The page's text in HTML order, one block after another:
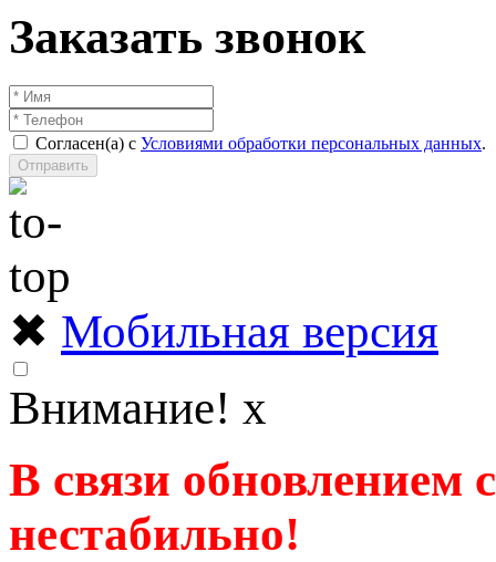
Заказать звонок
Согласен(а) с Условиями обработки персональных данных.
Отправить
✖ Мобильная версия
Внимание! x
В связи обновлением
нестабильно!